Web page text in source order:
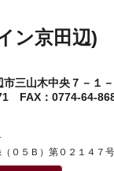
ン京田辺)
三山木中央７－１
FAX：0774-64-
０５Ｂ）第０２１４７号